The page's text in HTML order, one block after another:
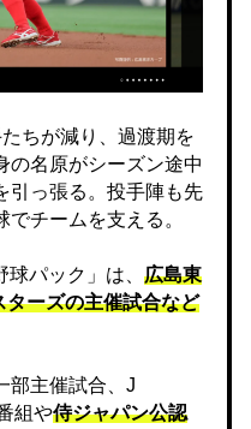
ちが減り、過渡期を
の名原がシーズン途中
引っ張る。投手陣も先
チームを支える。
パック」は、 広島東
ーズの主催試合など
部主催試合、J
組や侍ジャパン公認